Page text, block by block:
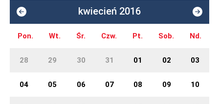
kwiecień 2016
Pon. Wt. Śr. Czw. Pt. Sob. Nd.
28 29 30 31 01 02 03
04 05 06 07 08 09 10